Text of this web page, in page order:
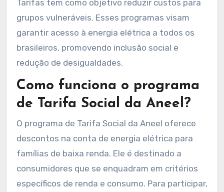
Tarifas tem como objetivo reduzir custos para
grupos vulneráveis. Esses programas visam
garantir acesso à energia elétrica a todos os
brasileiros, promovendo inclusão social e
redução de desigualdades.
Como funciona o programa
de Tarifa Social da Aneel?
O programa de Tarifa Social da Aneel oferece
descontos na conta de energia elétrica para
famílias de baixa renda. Ele é destinado a
consumidores que se enquadram em critérios
específicos de renda e consumo. Para participar,